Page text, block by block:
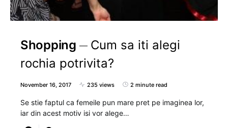
Shopping
Cum sa iti alegi
rochia potrivita?
November 16, 2017 235 views 2 minute read
Se stie faptul ca femeile pun mare pret pe imaginea lor,
iar din acest motiv isi vor alege…